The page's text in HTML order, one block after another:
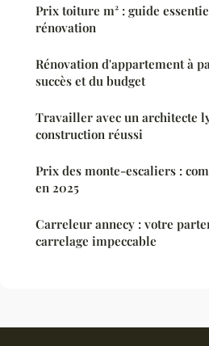
Prix toiture m² : guide
rénovation
Rénovation d'appartement à
succès et du budget
Travailler avec un architecte
construction réussi
Prix des monte-escaliers :
en 2025
Carreleur annecy : votre
carrelage impeccable